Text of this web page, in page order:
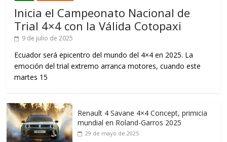
Inicia el Campeonato Nacional de
Trial 4×4 con la Válida Cotopaxi
9 de julio de 2025
Ecuador será epicentro del mundo del 4×4 en 2025. La
emoción del trial extremo arranca motores, cuando este
martes 15
Renault 4 Savane 4×4 Concept, primicia
mundial en Roland-Garros 2025
29 de mayo de 2025